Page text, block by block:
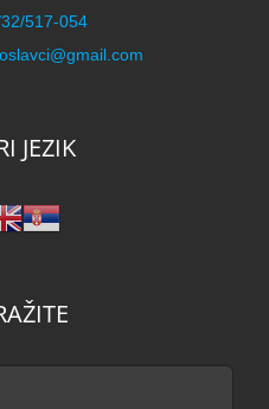
517-054
JEZIK